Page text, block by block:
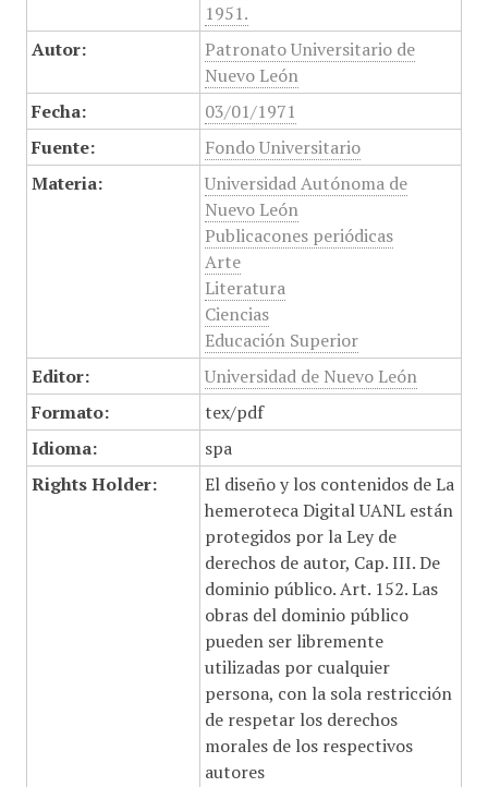
1951.
Autor:
Patronato Universitario de
Nuevo León
Fecha:
03/01/1971
Fuente:
Fondo Universitario
Materia:
Universidad Autónoma de
Nuevo León
Publicacones periódicas
Arte
Literatura
Ciencias
Educación Superior
Editor:
Universidad de Nuevo León
Formato:
tex/pdf
Idioma:
spa
Rights Holder:
El diseño y los contenidos de La
hemeroteca Digital UANL están
protegidos por la Ley de
derechos de autor, Cap. III. De
dominio público. Art. 152. Las
obras del dominio público
pueden ser libremente
utilizadas por cualquier
persona, con la sola restricción
de respetar los derechos
morales de los respectivos
autores